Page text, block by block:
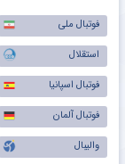
فوتبال ملی
استقلال
فوتبال اسپانیا
فوتبال آلمان
والیبال